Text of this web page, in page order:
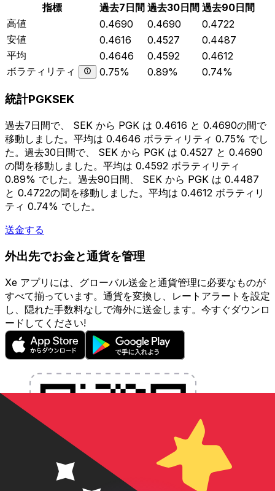
指標 過去7日間 過去30日間 過去90日間
高値
0.4690 0.4690
0.4722
安値
0.4616 0.4527
0.4487
平均
0.4646 0.4592
0.4612
ボラティリティ
0.75% 0.89% 0.74%
統計PGKSEK
過去7日間で、 SEK から PGK は 0.4616 と 0.4690の間で
移動しました。平均は 0.4646 ボラティリティ 0.75% でし
た。過去30日間で、 SEK から PGK は 0.4527 と 0.4690
の間を移動しました。平均は 0.4592 ボラティリティ
0.89% でした。過去90日間、 SEK から PGK は 0.4487
と 0.4722の間を移動しました。平均は 0.4612 ボラティリ
ティ 0.74% でした。
送金する
外出先でお金と通貨を管理
Xe アプリには、グローバル送金と通貨管理に必要なものが
すべて揃っています。通貨を変換し、レートアラートを設定
し、隠れた手数料なしで海外に送金します。今すぐダウンロ
ードしてください!